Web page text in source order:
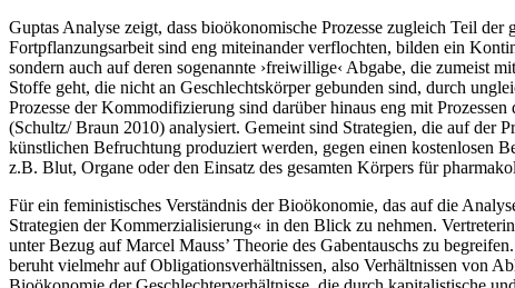
Guptas Analyse zeigt, dass bioökonomische Prozesse zugleich Teil
Fortpflanzungsarbeit sind eng miteinander verflochten, bilden ein
sondern auch auf deren sogenannte ›freiwillige‹ Abgabe, die zumeist
Stoffe geht, die nicht an Geschlechtskörper gebunden sind, durch
Prozesse der Kommodifizierung sind darüber hinaus eng mit
(Schultz/ Braun 2010) analysiert. Gemeint sind Strategien, die auf der
künstlichen Befruchtung produziert werden, gegen einen kostenlosen
z.B. Blut, Organe oder den Einsatz des gesamten Körpers für
Für ein feministisches Verständnis der Bioökonomie, das auf die
Strategien der Kommerzialisierung« in den Blick zu nehmen.
unter Bezug auf Marcel Mauss’ Theorie des Gabentauschs zu
beruht vielmehr auf Obligationsverhältnissen, also Verhältnissen von